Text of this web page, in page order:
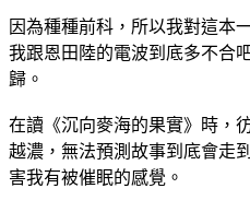
因為種種前科，所以我對這本
我跟恩田陸的電波到底多不合
歸。
在讀《沉向麥海的果實》時，
越濃，無法預測故事到底會走
害我有被催眠的感覺。